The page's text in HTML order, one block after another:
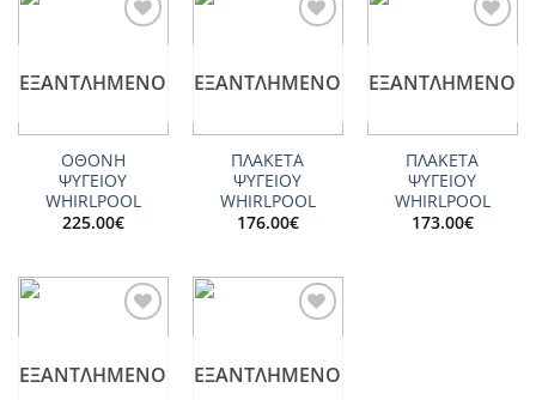
ΕΞΑΝΤΛΗΜΈΝΟ
ΟΘΟΝΗ
ΨΥΓΕΙΟΥ
WHIRLPOOL
225.00€
ΕΞΑΝΤΛΗΜΈΝΟ
ΠΛΑΚΕΤΑ
ΨΥΓΕΙΟΥ
WHIRLPOOL
176.00€
ΕΞΑΝΤΛΗΜΈΝΟ
ΠΛΑΚΕΤΑ
ΨΥΓΕΙΟΥ
WHIRLPOOL
173.00€
ΕΞΑΝΤΛΗΜΈΝΟ ΕΞΑΝΤΛΗΜΈΝΟ